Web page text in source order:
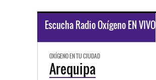
Escucha Radio Oxígeno EN VIVO
OXÍGENO EN TU CIUDAD
Arequipa